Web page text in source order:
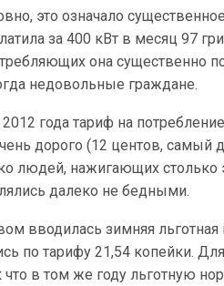
это означало
за 400 кВт в месяц 97
она существенно
недовольные граждане.
года тариф на
дорого (12 центов, самый
людей, нажигающих столько
далеко не бедными.
вводилась зимняя льготная
по тарифу 21,54 копейки.
что в том же году льготную